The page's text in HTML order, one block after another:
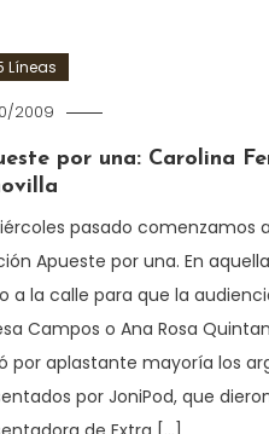
Líneas
2009
por una: Carolina
pasado comenzamos
Apueste por una. En
a la calle para que la
Campos o Ana Rosa
por aplastante mayoría los
por JoniPod, que